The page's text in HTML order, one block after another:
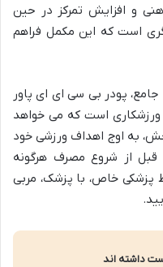
و افزایش تمرکز در حین
است که این مکمل فراهم
جامع، پودر بی سی ای ای پاور
ورزشکاری است که می خواهد
به اوج اهداف ورزشی خود
از شروع مصرف هرگونه
پزشکی خاص، با پزشک، مربی
داشته اند